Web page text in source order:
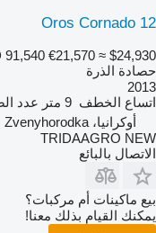
Oros Cornado 12
91,540 €21,570 ≈ $24,930
حصادة الذرة
2013
اتساع الخطف 9 متر عدد
أوكرانيا، Zvenyhorodka
TRIDAAGRO NEW
الاتصال بالبائع
بيع ماكينات أم مركبات؟
يمكنك القيام بذلك معنا!